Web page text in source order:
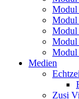
Modul
Modul
Modul
Modul
Modul
Medien
Zusi